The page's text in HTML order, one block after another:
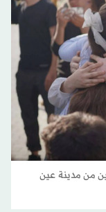
من مدينة عين